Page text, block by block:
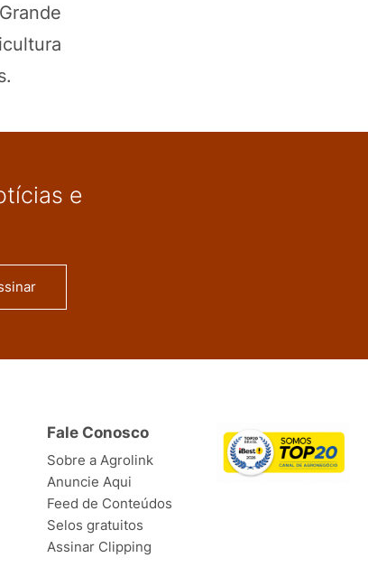
e
Fale Conosco
Sobre a Agrolink
Anuncie Aqui
Feed de Conteúdos
Selos gratuitos
Assinar Clipping